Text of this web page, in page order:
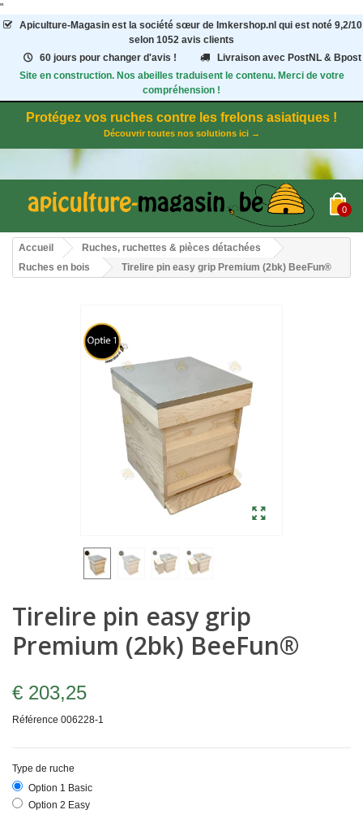
"
Apiculture-Magasinest la société sœur de Imkershop.nl qui est noté 9,2/10
selon 1052 avis clients
60 jours pour changer d'avis !
Livraison avec PostNL & Bpost
Site en construction. Nos abeilles traduisent le contenu. Merci de votre
compréhension !
Protégez vos ruches contre les frelons asiatiques !
Découvrir toutes nos solutions ici →
0
Accueil
Ruches, ruchettes & pièces détachées
Ruches en bois
Tirelire pin easy grip Premium (2bk) BeeFun®
Tirelire pin easy grip
Premium (2bk) BeeFun®
€ 203,25
Référence 006228-1
Type de ruche
Option 1 Basic
Option 2 Easy